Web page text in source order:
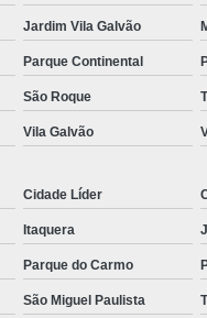
Tomografia do Tórax
Exame de Imagem
Ressonância
Ressonância
Ressonância
Ressonância Magnética
Ressonância
Jardim Vila Galvão
Parque Continental
São Roque
Vila Galvão
Cidade Líder
Itaquera
Parque do Carmo
São Miguel Paulista